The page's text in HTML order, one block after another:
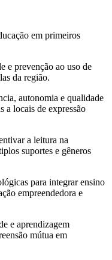
em primeiros
e prevenção ao uso de
da região.
autonomia e qualidade
a locais de expressão
a leitura na
suportes e gêneros
para integrar ensino
empreendedora e
e aprendizagem
mútua em